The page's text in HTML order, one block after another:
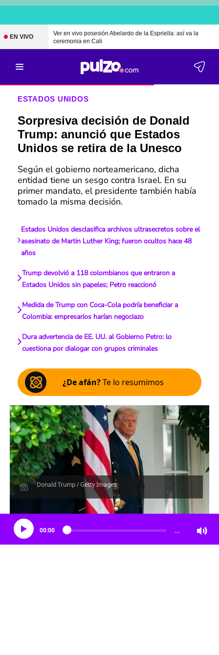
EN VIVO
Ver en vivo posesión Abelardo de la Espriella: así va la
ceremonia en Cali
ESTADOS UNIDOS
Sorpresiva decisión de Donald
Trump: anunció que Estados
Unidos se retira de la Unesco
Según el gobierno norteamericano, dicha
entidad tiene un sesgo contra Israel. En su
primer mandato, el presidente también había
tomado la misma decisión.
Estados Unidos desclasifica archivos ultrasecretos sobre el
asesinato de Martin Luther King; fueron ocultos hace 48
años
Trump devolvió a 118 colombianos que entraron a
Estados Unidos sin papeles; Petro reaccionó
Medida de Trump con Coca-Cola podría beneficiar a
Colombia: empresarios harían negociazo
Dura advertencia de EE. UU. al Gobierno Petro: lo
cuestiona por dialogar con grupos criminales
¿De afán?Te lo resumimos
Donald Trump / Getty Images
Escucha el artículo
00:00 …